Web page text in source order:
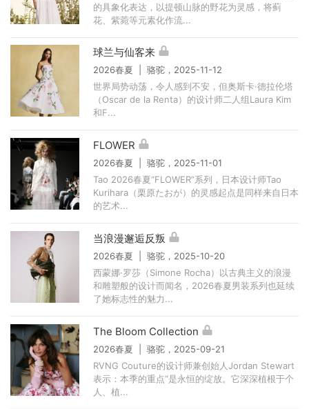
的具象化表达，以提顿山脉的野花为灵感，将蓟
花、紫菀等元素化作流...
球兰与仙客来
2026春夏 | 骆驼，2025-11-12
世界局势动荡，令人感到不安，但奥斯卡·德拉伦塔
（Oscar de la Renta）的设计师二人组Laura Kim
和F...
FLOWER
2026春夏 | 骆驼，2025-11-01
Tao 2026春夏“FLOWER”系列，日本设计师Tao
Kurihara（栗原たおが）的灵感起点是同样来自日本
的艺术...
当浪漫邂逅反叛
2026春夏 | 骆驼，2025-10-20
西蒙娜·罗莎（Simone Rocha）以古典主义的浪漫
和雕塑般的设计而闻名，2026春夏男装系列也延续
了她标志性的魅力...
The Bloom Collection
2026春夏 | 骆驼，2025-09-21
RVNG Couture的设计师兼创始人Jordan Stewart
表示：本季的重点“是永恒的绽放。它深深植根于个
人、植...